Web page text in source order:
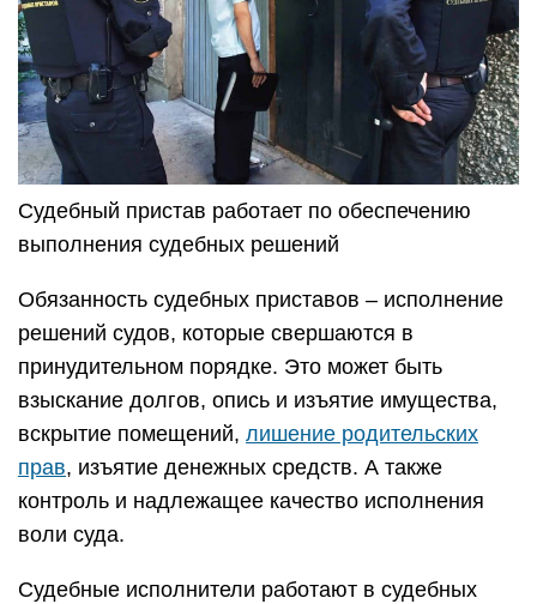
Судебный пристав работает по обеспечению
выполнения судебных решений
Обязанность судебных приставов – исполнение
решений судов, которые свершаются в
принудительном порядке. Это может быть
взыскание долгов, опись и изъятие имущества,
вскрытие помещений, лишение родительских
прав, изъятие денежных средств. А также
контроль и надлежащее качество исполнения
воли суда.
Судебные исполнители работают в судебных